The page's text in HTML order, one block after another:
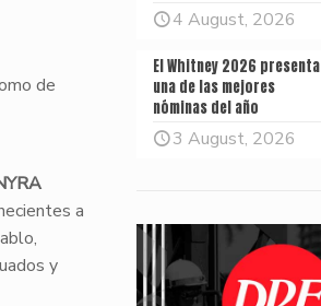
de
a
y
4 August, 2026
El Whitney 2026 presenta
una de las mejores
nóminas del año
3 August, 2026